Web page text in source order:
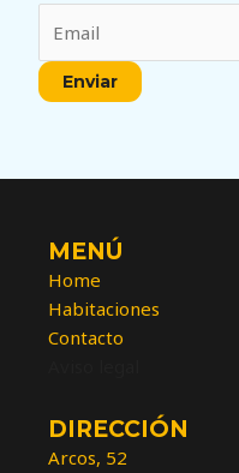
Enviar
MENÚ
Home
Habitaciones
Contacto
DIRECCIÓN
Arcos, 52